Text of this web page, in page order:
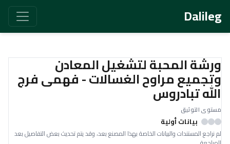
Dalileg
ورشة المحبة لتشغيل المعادن
وتجميع مراوح الغسالات - فهمى فرج
الله تبادروس
مستوى التوثيق
بيانات أولية
لم نراجع المستندات والبيانات الخاصة بهذا المصنع بعد، وقد يتم تحديث بعض التفاصيل بعد